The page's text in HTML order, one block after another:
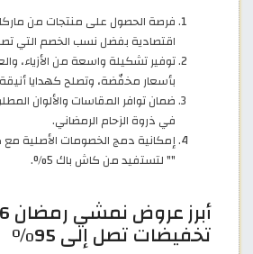
فرصة الحصول على منتجات من
اقتصادية بفضل نسب الخصم التي تصل
توفير تشكيلة واسعة من الأزياء،
بأسعار مخفّضة، وتصلح كهدايا أنيقة
ضمان توافر المقاسات والألوان
في ذروة الزحام الرمضاني.
إمكانية دمج الخصومات الأصلية
"" لتستفيد من كاش باك 5%.
تخفيضات تصل إلى 95%